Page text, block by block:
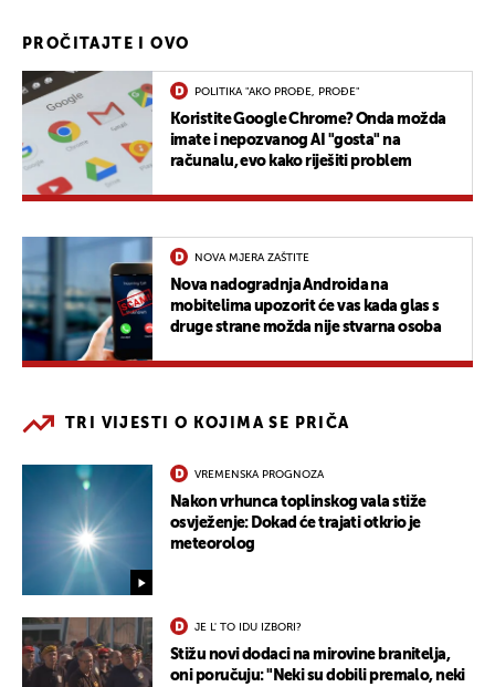
PROČITAJTE I OVO
POLITIKA "AKO PROĐE, PROĐE"
Koristite Google Chrome? Onda možda
imate i nepozvanog AI "gosta" na
računalu, evo kako riješiti problem
NOVA MJERA ZAŠTITE
Nova nadogradnja Androida na
mobitelima upozorit će vas kada glas s
druge strane možda nije stvarna osoba
TRI VIJESTI O KOJIMA SE PRIČA
VREMENSKA PROGNOZA
Nakon vrhunca toplinskog vala stiže
osvježenje: Dokad će trajati otkrio je
meteorolog
JE L' TO IDU IZBORI?
Stižu novi dodaci na mirovine branitelja,
oni poručuju: "Neki su dobili premalo, neki